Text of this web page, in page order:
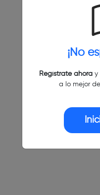
¡No
Regístrate ahoray
a lo mejor